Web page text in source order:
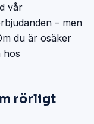
vår
– men
du är osäker
hos
rörligt